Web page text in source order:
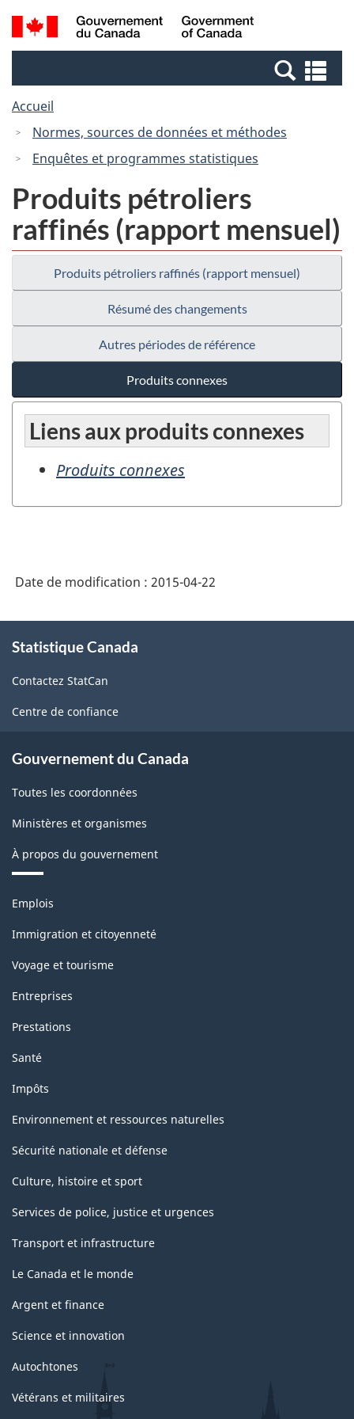
Passer
au
Passer
à
Canada
Recherche
et
et
Accueil
Normes, sources de données et méthodes
Enquêtes et programmes statistiques
Produits pétroliers
raffinés (rapport mensuel)
Produits pétroliers raffinés (rapport mensuel)
Résumé des changements
Autres périodes de référence
Produits connexes
Liens aux produits connexes
Produits connexes
Date de modification : 2015-04-22
propos
ce
site
Statistique Canada
Contactez StatCan
Centre de confiance
Gouvernement du Canada
Toutes les coordonnées
Ministères et organismes
À propos du gouvernement
Thèmes
sujets
Emplois
Immigration et citoyenneté
Voyage et tourisme
Entreprises
Prestations
Santé
Impôts
Environnement et ressources naturelles
Sécurité nationale et défense
Culture, histoire et sport
Services de police, justice et urgences
Transport et infrastructure
Le Canada et le monde
Argent et finance
Science et innovation
Autochtones
Vétérans et militaires